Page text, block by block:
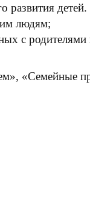
развития детей.
людям;
с родителями
«Семейные